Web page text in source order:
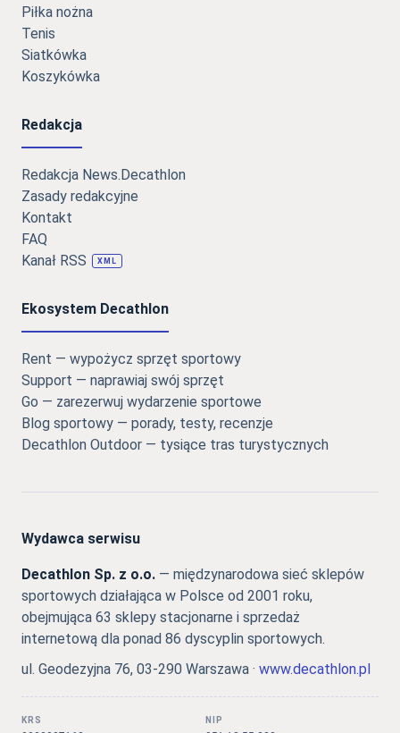
Piłka nożna
Tenis
Siatkówka
Koszykówka
Redakcja
Redakcja News.Decathlon
Zasady redakcyjne
Kontakt
FAQ
Kanał RSS
XML
Ekosystem Decathlon
Rent — wypożycz sprzęt sportowy
Support — naprawiaj swój sprzęt
Go — zarezerwuj wydarzenie sportowe
Blog sportowy — porady, testy, recenzje
Decathlon Outdoor — tysiące tras turystycznych
Wydawca serwisu
Decathlon Sp. z o.o. — międzynarodowa sieć sklepów
sportowych działająca w Polsce od 2001 roku,
obejmująca 63 sklepy stacjonarne i sprzedaż
internetową dla ponad 86 dyscyplin sportowych.
ul. Geodezyjna 76, 03-290 Warszawa · www.decathlon.pl
KRS NIP